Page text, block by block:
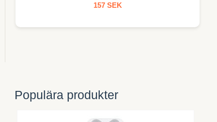
157 SEK
Populära produkter